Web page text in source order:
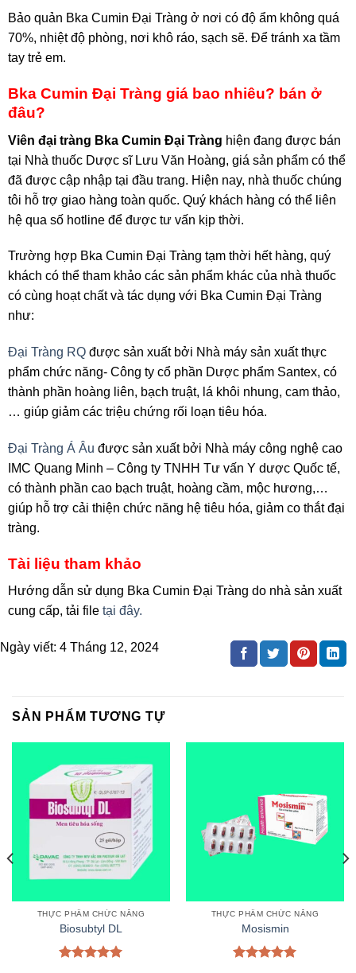
Bảo quản Bka Cumin Đại Tràng ở nơi có độ ẩm không quá
70%, nhiệt độ phòng, nơi khô ráo, sạch sẽ. Để tránh xa tầm
tay trẻ em.
Bka Cumin Đại Tràng giá bao nhiêu? bán ở
đâu?
Viên đại tràng Bka Cumin Đại Tràng hiện đang được bán
tại Nhà thuốc Dược sĩ Lưu Văn Hoàng, giá sản phẩm có thể
đã được cập nhập tại đầu trang. Hiện nay, nhà thuốc chúng
tôi hỗ trợ giao hàng toàn quốc. Quý khách hàng có thể liên
hệ qua số hotline để được tư vấn kịp thời.
Trường hợp Bka Cumin Đại Tràng tạm thời hết hàng, quý
khách có thể tham khảo các sản phẩm khác của nhà thuốc
có cùng hoạt chất và tác dụng với Bka Cumin Đại Tràng
như:
Đại Tràng RQ được sản xuất bởi Nhà máy sản xuất thực
phẩm chức năng- Công ty cổ phần Dược phẩm Santex, có
thành phần hoàng liên, bạch truật, lá khôi nhung, cam thảo,
… giúp giảm các triệu chứng rối loạn tiêu hóa.
Đại Tràng Á Âu được sản xuất bởi Nhà máy công nghệ cao
IMC Quang Minh – Công ty TNHH Tư vấn Y dược Quốc tế,
có thành phần cao bạch truật, hoàng cầm, mộc hương,…
giúp hỗ trợ cải thiện chức năng hệ tiêu hóa, giảm co thắt đại
tràng.
Tài liệu tham khảo
Hướng dẫn sử dụng Bka Cumin Đại Tràng do nhà sản xuất
cung cấp, tải file tại đây.
Ngày viết: 4 Tháng 12, 2024
SẢN PHẨM TƯƠNG TỰ
THỰC PHẨM CHỨC NĂNG
Biosubtyl DL
THỰC PHẨM CHỨC NĂNG
Mosismin